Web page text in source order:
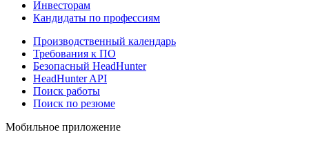
Инвесторам
Кандидаты по профессиям
Производственный календарь
Требования к ПО
Безопасный HeadHunter
HeadHunter API
Поиск работы
Поиск по резюме
Мобильное приложение